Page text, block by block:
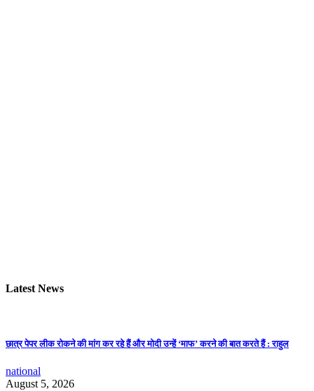
Latest News
छात्र पेपर लीक रोकने की मांग कर रहे हैं और मोदी उन्हें ‘माफ’ करने की बात करते हैं : राहुल
national
August 5, 2026